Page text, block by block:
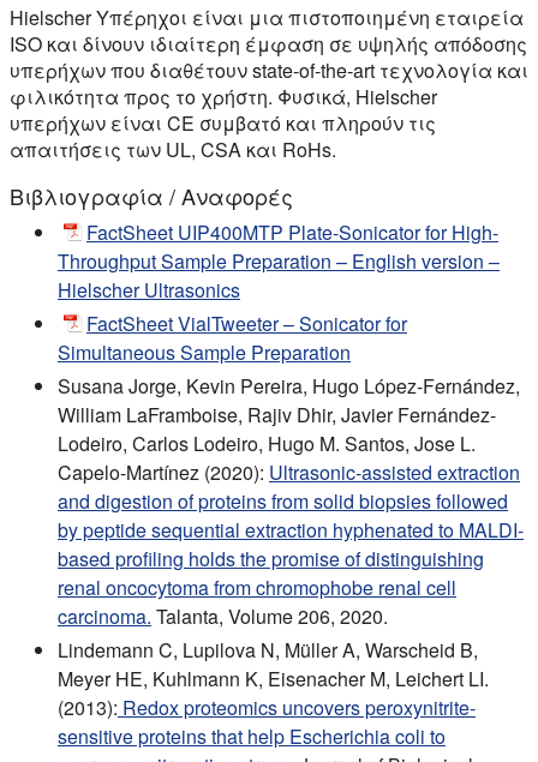
Hielscher Υπέρηχοι είναι μια πιστοποιημένη εταιρεία
ISO και δίνουν ιδιαίτερη έμφαση σε υψηλής απόδοσης
υπερήχων που διαθέτουν state-of-the-art τεχνολογία και
φιλικότητα προς το χρήστη. Φυσικά, Hielscher
υπερήχων είναι CE συμβατό και πληρούν τις
απαιτήσεις των UL, CSA και RoHs.
Βιβλιογραφία / Αναφορές
FactSheet UIP400MTP Plate-Sonicator for High-
Throughput Sample Preparation – English version –
Hielscher Ultrasonics
FactSheet VialTweeter – Sonicator for
Simultaneous Sample Preparation
Susana Jorge, Kevin Pereira, Hugo López-Fernández,
William LaFramboise, Rajiv Dhir, Javier Fernández-
Lodeiro, Carlos Lodeiro, Hugo M. Santos, Jose L.
Capelo-Martínez (2020): Ultrasonic-assisted extraction
and digestion of proteins from solid biopsies followed
by peptide sequential extraction hyphenated to MALDI-
based profiling holds the promise of distinguishing
renal oncocytoma from chromophobe renal cell
carcinoma. Talanta, Volume 206, 2020.
Lindemann C, Lupilova N, Müller A, Warscheid B,
Meyer HE, Kuhlmann K, Eisenacher M, Leichert LI.
(2013): Redox proteomics uncovers peroxynitrite-
sensitive proteins that help Escherichia coli to